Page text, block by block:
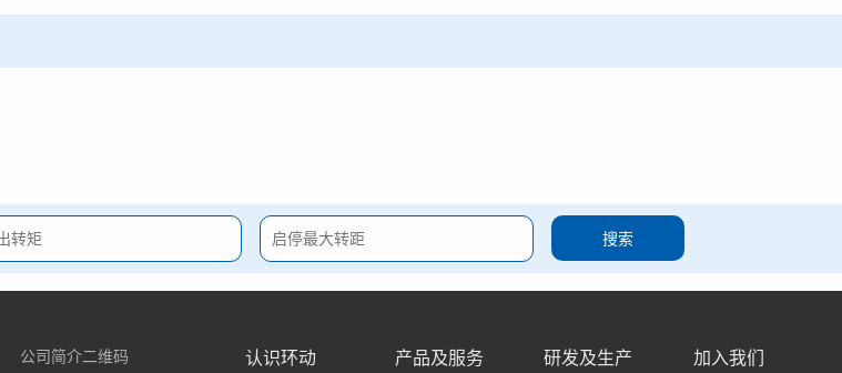
搜索
公司简介二维码 认识环动 产品及服务 研发及生产 加入我们